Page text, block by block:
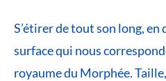
S’étirer de tout son long, en
surface qui nous
royaume du Morphée.